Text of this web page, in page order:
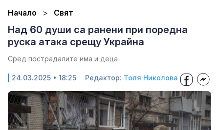
Начало Свят
Над 60 души са ранени при поредна
руска атака срещу Украйна
Сред пострадалите има и деца
24.03.2025 • 18:25 Редактор: Толя Николова